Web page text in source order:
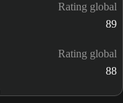
Rating global
89
Rating global
88